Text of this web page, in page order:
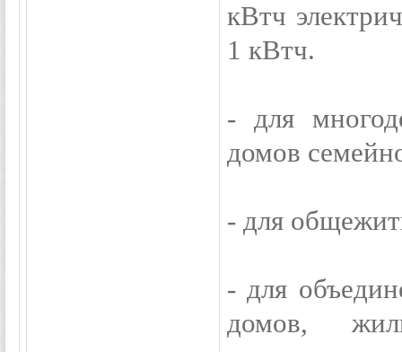
кВтч
1 кВтч.
- для
домов
- для
- для
домов,